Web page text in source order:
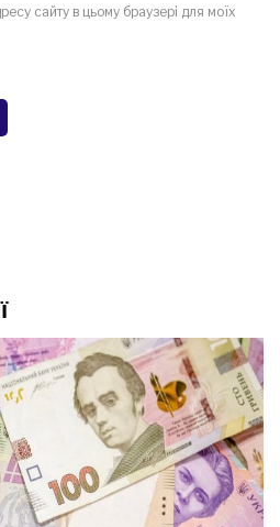
сайту в цьому браузері для моїх